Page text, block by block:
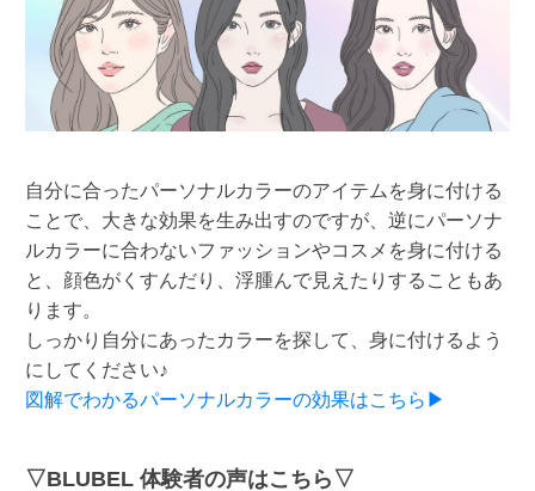
自分に合ったパーソナルカラーのアイテムを身に付ける
ことで、大きな効果を生み出すのですが、逆にパーソナ
ルカラーに合わないファッションやコスメを身に付ける
と、顔色がくすんだり、浮腫んで見えたりすることもあ
ります。
しっかり自分にあったカラーを探して、身に付けるよう
にしてください♪
図解でわかるパーソナルカラーの効果はこちら▶
▽BLUBEL 体験者の声はこちら▽